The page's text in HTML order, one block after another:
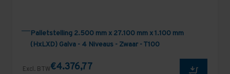
Palletstelling 2.500 mm x 27.100 mm x 1.100 mm
(HxLXD) Galva - 4 Niveaus - Zwaar - T100
Excl. BTW€4.376,77